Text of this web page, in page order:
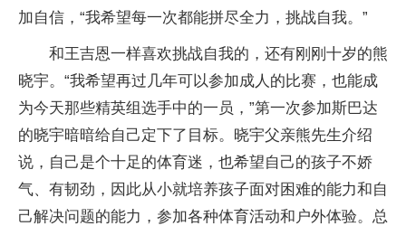
加自信，“我希望每一次都能拼尽全力，挑战自我。”
和王吉恩一样喜欢挑战自我的，还有刚刚十岁的熊
晓宇。“我希望再过几年可以参加成人的比赛，也能成
为今天那些精英组选手中的一员，”第一次参加斯巴达
的晓宇暗暗给自己定下了目标。晓宇父亲熊先生介绍
说，自己是个十足的体育迷，也希望自己的孩子不娇
气、有韧劲，因此从小就培养孩子面对困难的能力和自
己解决问题的能力，参加各种体育活动和户外体验。总